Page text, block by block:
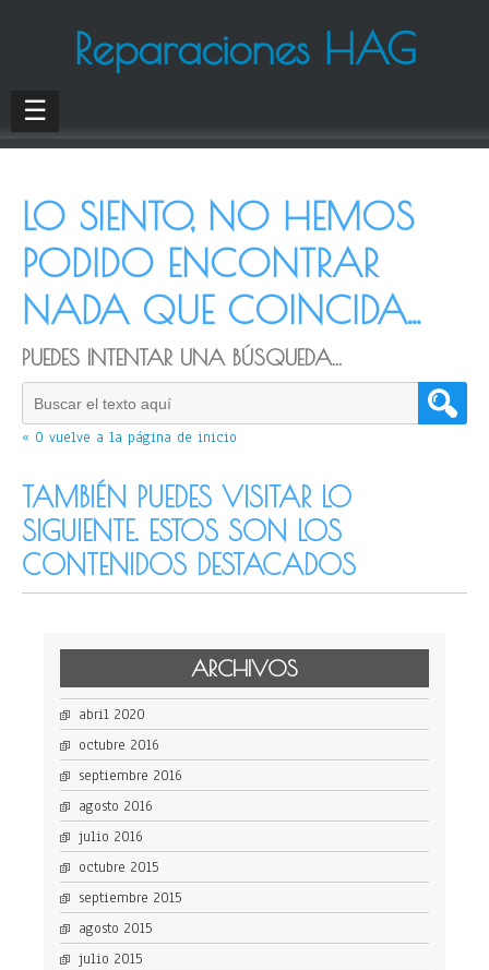
Reparaciones HAG
☰
LO SIENTO, NO HEMOS
PODIDO ENCONTRAR
NADA QUE COINCIDA...
PUEDES INTENTAR UNA BÚSQUEDA...
« O vuelve a la página de inicio
TAMBIÉN PUEDES VISITAR LO
SIGUIENTE. ESTOS SON LOS
CONTENIDOS DESTACADOS
ARCHIVOS
abril 2020
octubre 2016
septiembre 2016
agosto 2016
julio 2016
octubre 2015
septiembre 2015
agosto 2015
julio 2015